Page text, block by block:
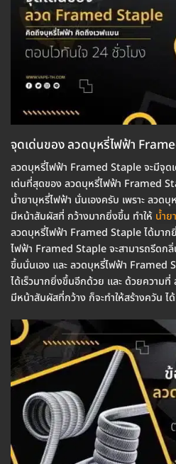
จุดเด่นของ ลวดบุหรี่ไฟฟ้า
ลวดบุหรี่ไฟฟ้า Framed Staple จะมีจุด
เด่นที่สุดของ ลวดบุหรี่ไฟฟ้า Framed
น้ำยาบุหรี่ไฟฟ้า นั่นเองครับ เพราะ ลวด
มีหน้าสัมผัสที่ กว้างมากยิ่งขึ้น ทำให้ น้ำย
ลวดบุหรี่ไฟฟ้า Framed Staple ได้มาก
ไฟฟ้า Framed Staple จะสามารถรีดก
ขึ้นนั่นเอง และ ลวดบุหรี่ไฟฟ้า Framed
ได้เร็วมากยิ่งขึ้นอีกด้วย และ ด้วยความ
มีหน้าสัมผัสที่กว้าง ก็จะทำให้สร้างควัน